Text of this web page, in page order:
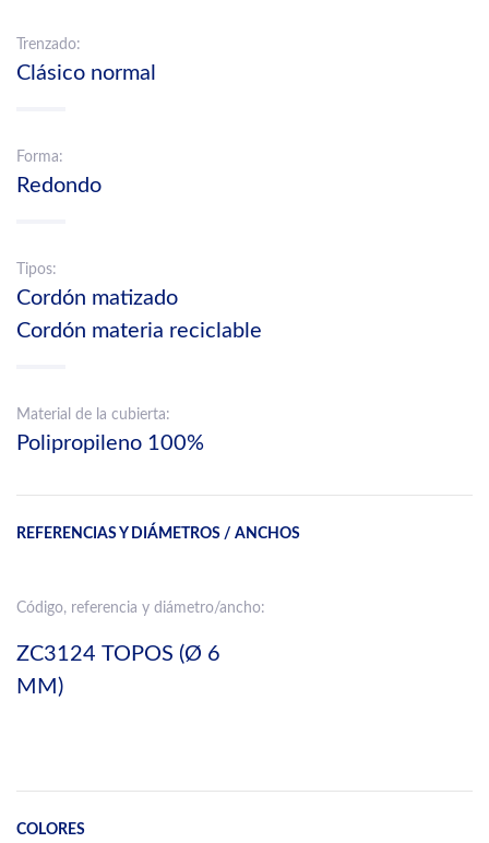
Trenzado:
Clásico normal
Forma:
Redondo
Tipos:
Cordón matizado
Cordón materia reciclable
Material de la cubierta:
Polipropileno 100%
REFERENCIAS Y DIÁMETROS / ANCHOS
Código, referencia y diámetro/ancho:
ZC3124 TOPOS (Ø 6
MM)
COLORES